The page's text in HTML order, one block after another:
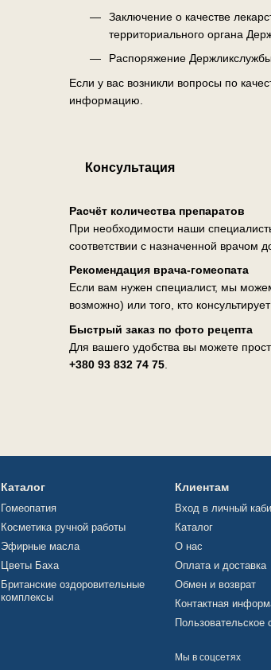
Заключение о качестве
территориального органа
Распоряжение
Если у вас возникли вопросы по
информацию.
Консультация
Расчёт количества препаратов
При необходимости наши
соответствии с назначенной врачом
Рекомендация врача-гомеопата
Если вам нужен специалист, мы
возможно) или того, кто
Быстрый заказ по фото рецепта
Для вашего удобства вы можете
+380 93 832 74 75.
Каталог
Гомеопатия
Косметика ручной работы
Эфирные масла
Цветы Баха
Британские оздоровительные
комплексы
Клиентам
Вход в личный
Каталог
О нас
Оплата и доставка
Обмен и возврат
Контактная
Пользовательское
Мы в соцсетях